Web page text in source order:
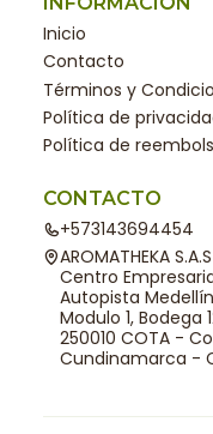
Inicio
Contacto
Términos y
Política de
Política de
CONTACTO
+573143694454
AROMATHEKA S.A.S
Centro
Autopista
Modulo 1,
250010 COTA -
Cundinamarca -